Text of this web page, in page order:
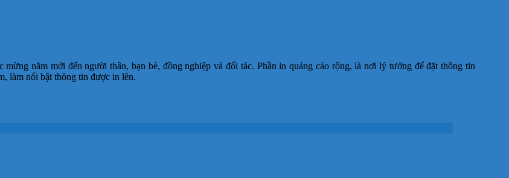
năm mới đến người thân, bạn bè, đồng nghiệp và đối tác. Phần in quảng cáo rộng, là nơi lý tưởng để đặt thông tin
làm nổi bật thông tin được in lên.